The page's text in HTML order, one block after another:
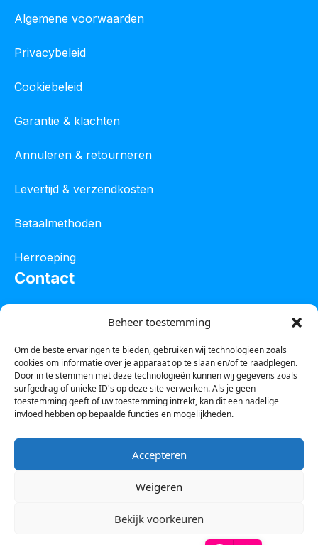
Beheer toestemming
Om de beste ervaringen te bieden, gebruiken wij technologieën zoals
cookies om informatie over je apparaat op te slaan en/of te raadplegen.
Door in te stemmen met deze technologieën kunnen wij gegevens zoals
surfgedrag of unieke ID's op deze site verwerken. Als je geen
toestemming geeft of uw toestemming intrekt, kan dit een nadelige
invloed hebben op bepaalde functies en mogelijkheden.
Accepteren
Weigeren
Bekijk voorkeuren
Algemene voorwaarden
Privacybeleid
Cookiebeleid
Garantie & klachten
Annuleren & retourneren
Levertijd & verzendkosten
Betaalmethoden
Herroeping
Contact
Tel :0850601800
Whatsapp : 0623388306
KvK leeuwarden : 61835943
BTW nr : NL001450418B86